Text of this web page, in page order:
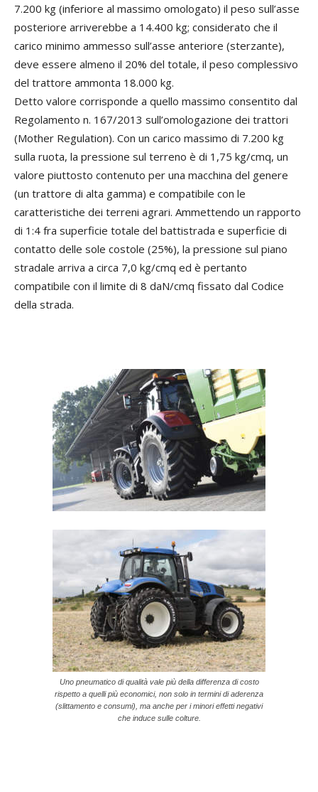
7.200 kg (inferiore al massimo omologato) il peso sull’asse
posteriore arriverebbe a 14.400 kg; considerato che il
carico minimo ammesso sull’asse anteriore (sterzante),
deve essere almeno il 20% del totale, il peso complessivo
del trattore ammonta 18.000 kg.
Detto valore corrisponde a quello massimo consentito dal
Regolamento n. 167/2013 sull’omologazione dei trattori
(Mother Regulation). Con un carico massimo di 7.200 kg
sulla ruota, la pressione sul terreno è di 1,75 kg/cmq, un
valore piuttosto contenuto per una macchina del genere
(un trattore di alta gamma) e compatibile con le
caratteristiche dei terreni agrari. Ammettendo un rapporto
di 1:4 fra superficie totale del battistrada e superficie di
contatto delle sole costole (25%), la pressione sul piano
stradale arriva a circa 7,0 kg/cmq ed è pertanto
compatibile con il limite di 8 daN/cmq fissato dal Codice
della strada.
Uno pneumatico di qualità vale più della differenza di costo
rispetto a quelli più economici, non solo in termini di aderenza
(slittamento e consumi), ma anche per i minori effetti negativi
che induce sulle colture.